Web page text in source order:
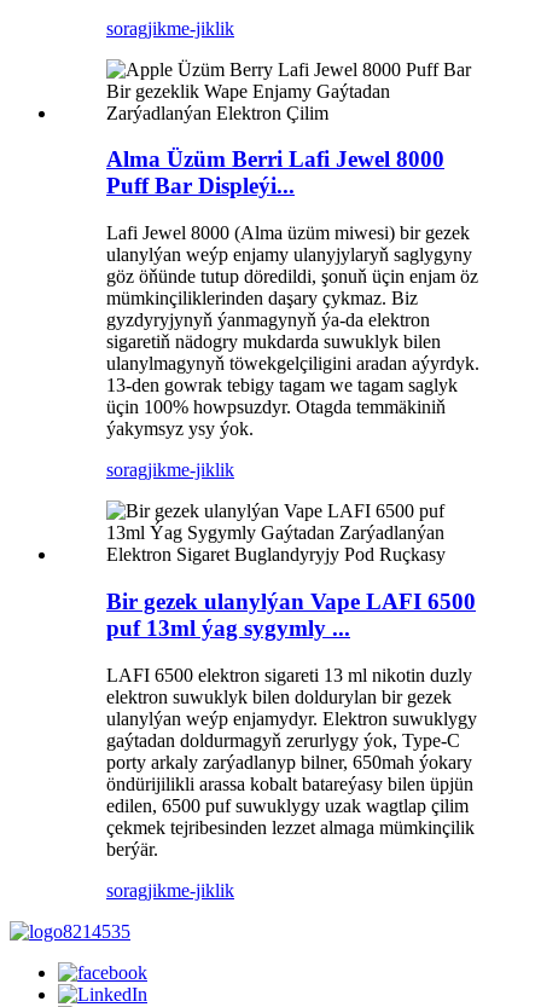
soragjikme-jiklik
Alma Üzüm Berri Lafi Jewel 8000
Puff Bar Displeýi...
Lafi Jewel 8000 (Alma üzüm miwesi) bir gezek
ulanylýan weýp enjamy ulanyjylaryň saglygyny
göz öňünde tutup döredildi, şonuň üçin enjam öz
mümkinçiliklerinden daşary çykmaz. Biz
gyzdyryjynyň ýanmagynyň ýa-da elektron
sigaretiň nädogry mukdarda suwuklyk bilen
ulanylmagynyň töwekgelçiligini aradan aýyrdyk.
13-den gowrak tebigy tagam we tagam saglyk
üçin 100% howpsuzdyr. Otagda temmäkiniň
ýakymsyz ysy ýok.
soragjikme-jiklik
Bir gezek ulanylýan Vape LAFI 6500
puf 13ml ýag sygymly ...
LAFI 6500 elektron sigareti 13 ml nikotin duzly
elektron suwuklyk bilen doldurylan bir gezek
ulanylýan weýp enjamydyr. Elektron suwuklygy
gaýtadan doldurmagyň zerurlygy ýok, Type-C
porty arkaly zarýadlanyp bilner, 650mah ýokary
öndürijilikli arassa kobalt batareýasy bilen üpjün
edilen, 6500 puf suwuklygy uzak wagtlap çilim
çekmek tejribesinden lezzet almaga mümkinçilik
berýär.
soragjikme-jiklik